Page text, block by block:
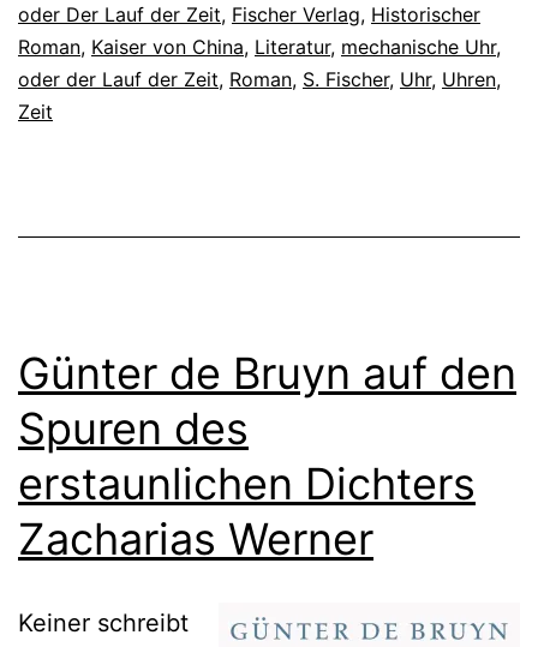
oder Der Lauf der Zeit, Fischer Verlag, Historischer
Roman, Kaiser von China, Literatur, mechanische Uhr,
oder der Lauf der Zeit, Roman, S. Fischer, Uhr, Uhren,
Zeit
Günter de Bruyn auf den
Spuren des
erstaunlichen Dichters
Zacharias Werner
Keiner schreibt